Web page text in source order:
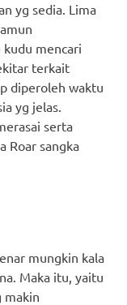
yg sedia. Lima
kudu mencari
terkait
diperoleh waktu
yg jelas.
serta
Roar sangka
mungkin kala
Maka itu, yaitu
makin